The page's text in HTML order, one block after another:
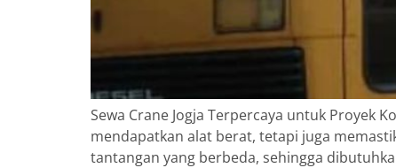
Sewa Crane Jogja Terpercaya untuk Proyek
mendapatkan alat berat, tetapi juga
tantangan yang berbeda, sehingga